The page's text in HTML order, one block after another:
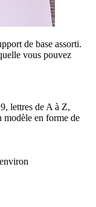
de base assorti.
vous pouvez
lettres de A à Z,
modèle en forme de